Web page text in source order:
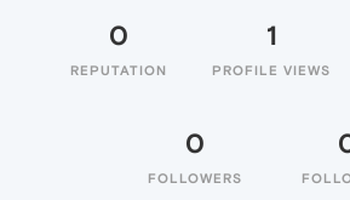
0
REPUTATION
1
PROFILE VIEWS
0
FOLLOWERS